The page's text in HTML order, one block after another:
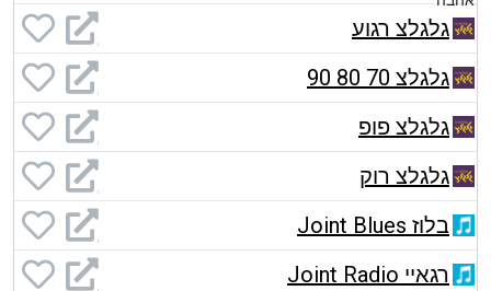
גלגלצ רגוע
גלגלצ 70 80 90
גלגלצ פופ
גלגלצ רוק
בלוז Joint Blues
רגאיי Joint Radio